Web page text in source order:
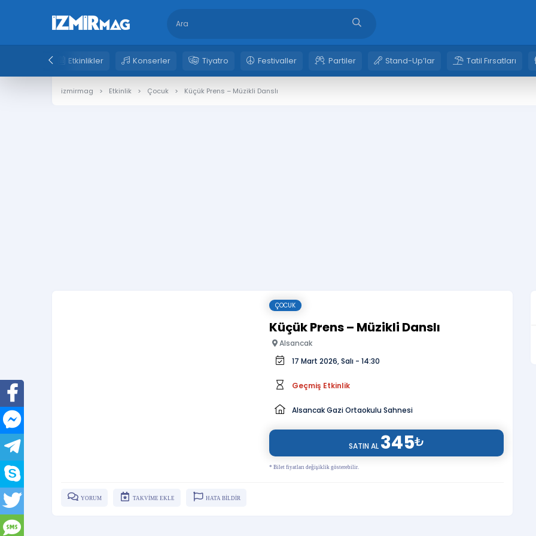
Etkinlikler Konserler Tiyatro Festivaller Partiler Stand-Up’lar Tatil Fırsatları
izmirmag Etkinlik Çocuk Küçük Prens – Müzikli Danslı
ÇOCUK
Küçük Prens – Müzikli Danslı
Alsancak
17 Mart 2026, Salı - 14:30
Geçmiş Etkinlik
Alsancak Gazi Ortaokulu Sahnesi
SATIN AL 345₺
* Bilet fiyatları değişiklik gösterebilir.
YORUM TAKVİME EKLE HATA BİLDİR